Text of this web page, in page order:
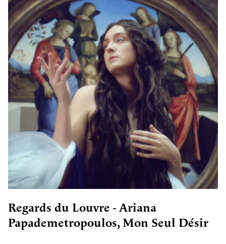
Regards du Louvre - Ariana
Papademetropoulos, Mon Seul Désir